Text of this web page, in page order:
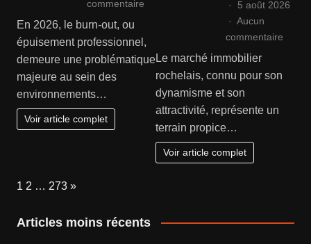
commentairesur
les
signes
d’un
burn-
out
En 2026, le burn-out, ou
épuisement professionnel,
demeure une problématique
majeure au sein des
environnements…
Voir article complet
5 août 2026
Aucun
commentaire
La
Le marché immobilier
rochelais, connu pour son
dynamisme et son
attractivité, représente un
terrain propice…
Voir article complet
Page:
1 2 … 273 Next
»
Articles moins récents